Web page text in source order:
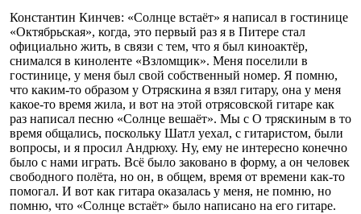
Константин Кинчев: «Солнце встаёт» я написал в гостинице
«Октябрьская», когда, это первый раз я в Питере стал
официально жить, в связи с тем, что я был киноактёр,
снимался в киноленте «Взломщик». Меня поселили в
гостинице, у меня был свой собственный номер. Я помню,
что каким-то образом у Отряскина я взял гитару, она у меня
какое-то время жила, и вот на этой отрясовской гитаре как
раз написал песню «Солнце вешаёт». Мы с О тряскиным в то
время общались, поскольку Шатл уехал, с гитаристом, были
вопросы, и я просил Андрюху. Ну, ему не интересно конечно
было с нами играть. Всё было заковано в форму, а он человек
свободного полёта, но он, в общем, время от времени как-то
помогал. И вот как гитара оказалась у меня, не помню, но
помню, что «Солнце встаёт» было написано на его гитаре.